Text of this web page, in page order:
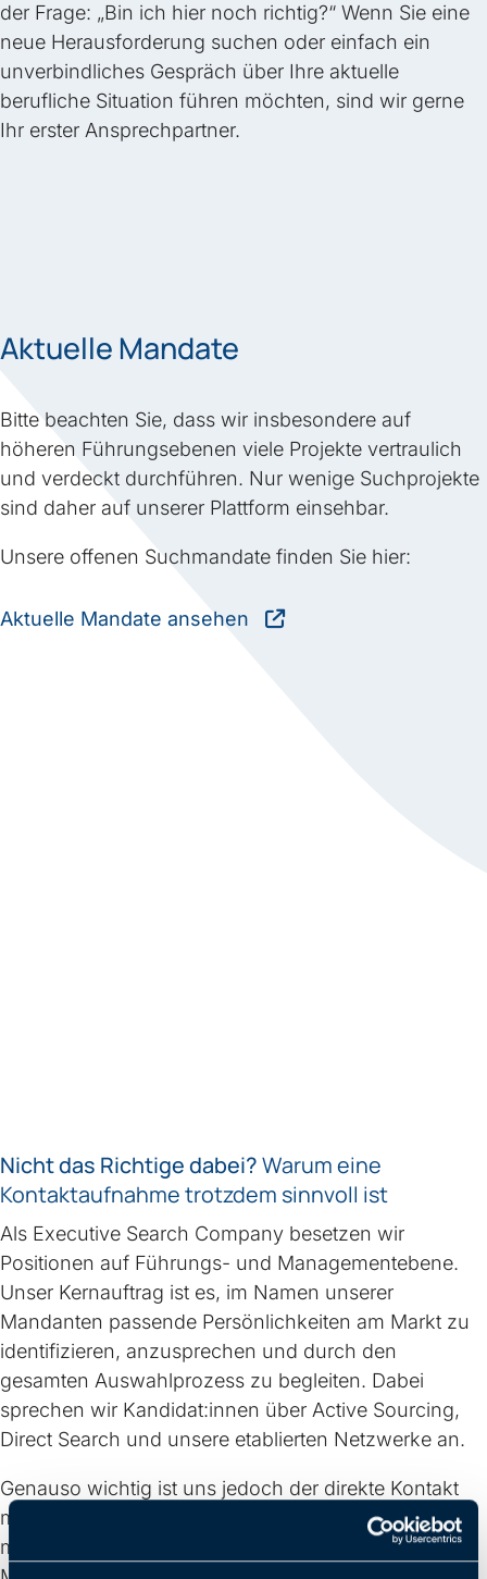
der Frage: „Bin ich hier noch richtig?“ Wenn Sie eine
neue Herausforderung suchen oder einfach ein
unverbindliches Gespräch über Ihre aktuelle
berufliche Situation führen möchten, sind wir gerne
Ihr erster Ansprechpartner.
Aktuelle Mandate
Bitte beachten Sie, dass wir insbesondere auf
höheren Führungsebenen viele Projekte vertraulich
und verdeckt durchführen. Nur wenige Suchprojekte
sind daher auf unserer Plattform einsehbar.
Unsere offenen Suchmandate finden Sie hier:
Aktuelle Mandate ansehen
Nicht das Richtige dabei?Warum eine
Kontaktaufnahme trotzdem sinnvoll ist
Als Executive Search Company besetzen wir
Positionen auf Führungs- und Managementebene.
Unser Kernauftrag ist es, im Namen unserer
Mandanten passende Persönlichkeiten am Markt zu
identifizieren, anzusprechen und durch den
gesamten Auswahlprozess zu begleiten. Dabei
sprechen wir Kandidat:innen über Active Sourcing,
Direct Search und unsere etablierten Netzwerke an.
Genauso wichtig ist uns jedoch der direkte Kontakt
mit Menschen, die sich beruflich weiterentwickeln
möchten – auch wenn wir aktuell kein passendes